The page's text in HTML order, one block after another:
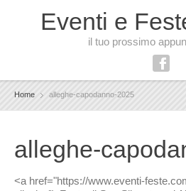
Eventi e
il tuo prossimo
Home alleghe-capodanno-2025
alleghe-
<a href="https://www.eventi-